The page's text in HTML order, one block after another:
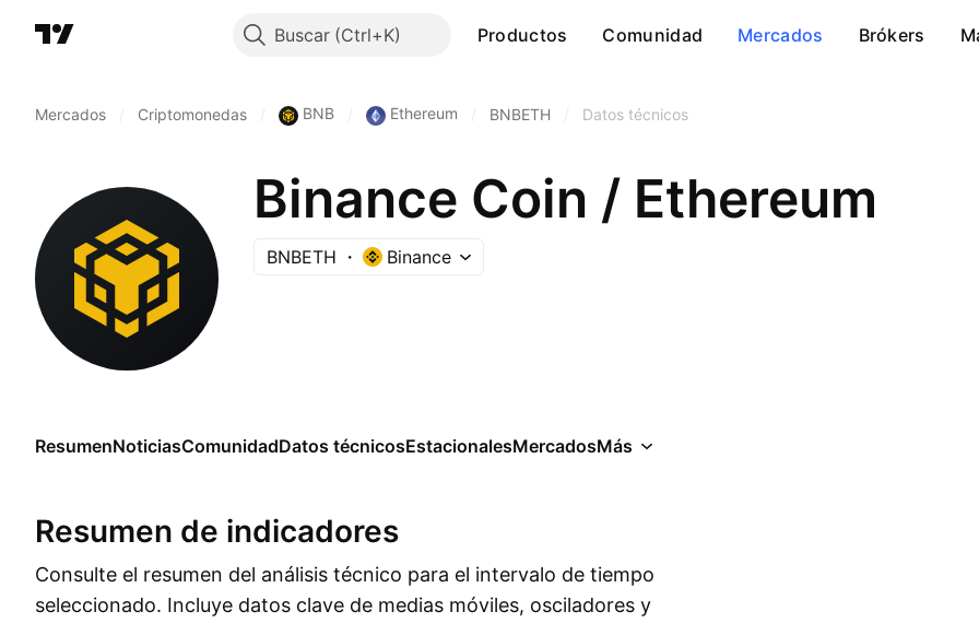
Buscar Productos Comunidad Mercados Brókers
Mercados Criptomonedas BNB Ethereum BNBETH Datos técnicos
Binance Coin / Ethereum
BNBETH Binance
ResumenNoticiasComunidadDatos técnicosEstacionalesMercadosMás
Resumen de indicadores
Consulte el resumen del análisis técnico para el intervalo de tiempo
seleccionado. Incluye datos clave de medias móviles, osciladores y